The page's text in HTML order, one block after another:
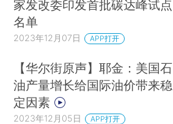
家发改委印发首批碳达峰试点
名单
2023年12月07日 APP打开
【华尔街原声】耶金：美国石
油产量增长给国际油价带来稳
定因素
2023年12月05日 APP打开